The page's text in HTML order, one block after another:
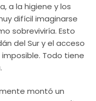
a la higiene y los
difícil imaginarse
sobreviviría. Esto
del Sur y el acceso
Todo tiene
montó un